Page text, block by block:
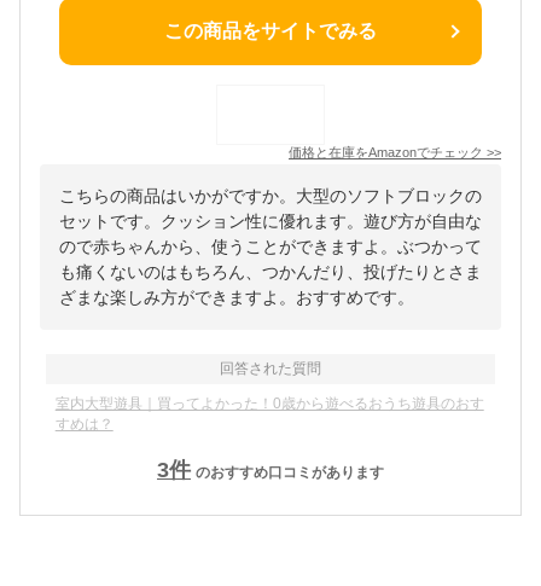
この商品をサイトでみる
価格と在庫をAmazonでチェック >>
こちらの商品はいかがですか。大型のソフトブロックの
セットです。クッション性に優れます。遊び方が自由な
ので赤ちゃんから、使うことができますよ。ぶつかって
も痛くないのはもちろん、つかんだり、投げたりとさま
ざまな楽しみ方ができますよ。おすすめです。
回答された質問
室内大型遊具｜買ってよかった！0歳から遊べるおうち遊具のおす
すめは？
3件 のおすすめ口コミがあります